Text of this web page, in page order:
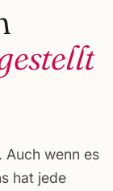
Auch wenn es
hat jede